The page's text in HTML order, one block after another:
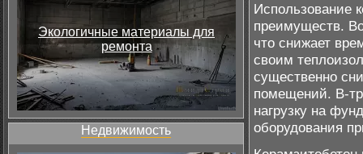
Экологичные материалы для
ремонта
Недвижимость
Использование
преимуществ.
что снижает
своим
существенно
помещений. В-
нагрузку на
оборудования